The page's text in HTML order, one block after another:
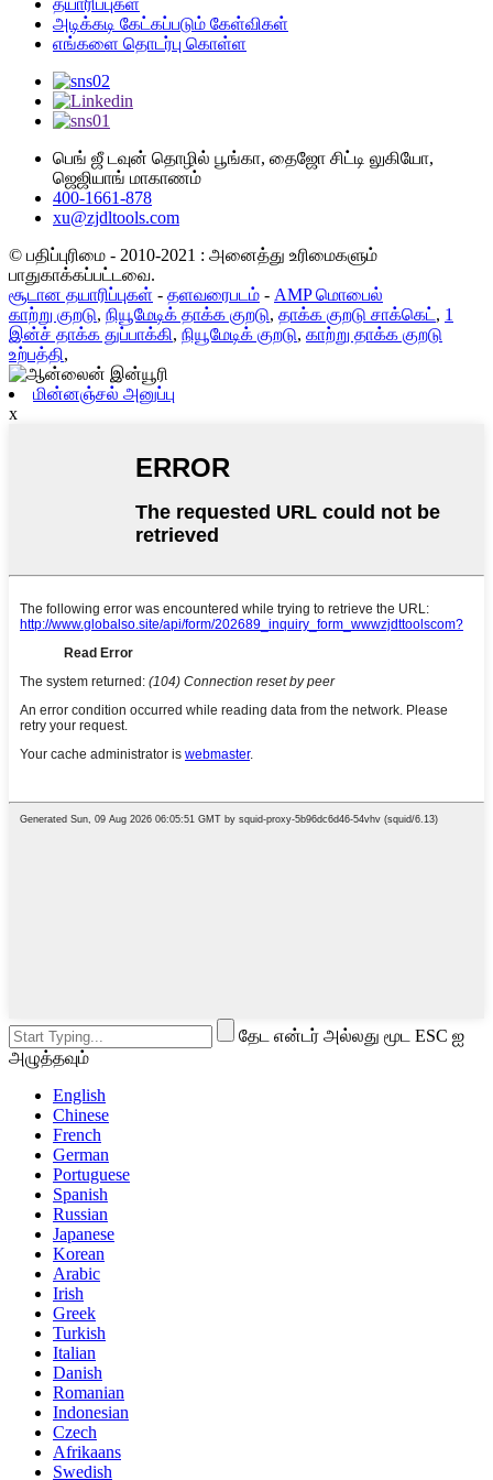
அடிக்கடி கேட்கப்படும் கேள்விகள்
எங்களை தொடர்பு கொள்ள
பெங் ஜீ டவுன் தொழில் பூங்கா, தைஜோ சிட்டி லுகியோ,
ஜெஜியாங் மாகாணம்
400-1661-878
xu@zjdltools.com
© பதிப்புரிமை - 2010-2021 : அனைத்து உரிமைகளும்
பாதுகாக்கப்பட்டவை.
சூடான தயாரிப்புகள் - தளவரைபடம் - AMP மொபைல்
காற்று குறடு, நியூமேடிக் தாக்க குறடு, தாக்க குறடு சாக்கெட் , 1
இன்ச் தாக்க துப்பாக்கி, நியூமேடிக் குறடு, காற்று தாக்க குறடு
உற்பத்தி,
மின்னஞ்சல் அனுப்பு
x
தேட என்டர் அல்லது மூட ESC ஐ
அழுத்தவும்
English
Chinese
French
German
Portuguese
Spanish
Russian
Japanese
Korean
Arabic
Irish
Greek
Turkish
Italian
Danish
Romanian
Indonesian
Czech
Afrikaans
Swedish